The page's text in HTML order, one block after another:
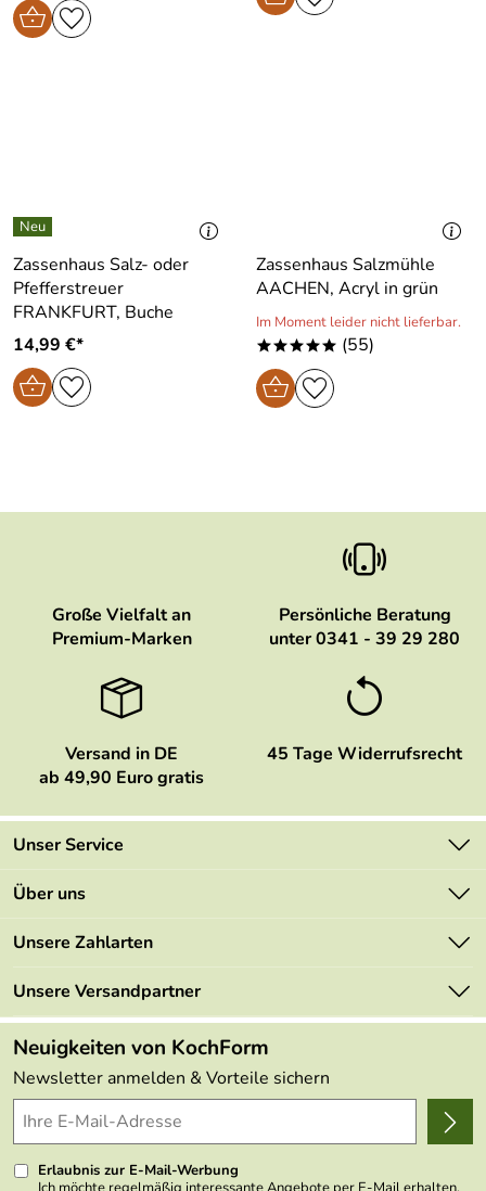
Zassenhaus Salz- oder
Pfefferstreuer
FRANKFURT, Buche
14,99 €*
Zassenhaus Salzmühle
AACHEN, Acryl in grün
Im Moment leider nicht lieferbar.
***** (55)
Große Vielfalt an
Premium-Marken
Persönliche Beratung
unter 0341 - 39 29 280
Versand in DE
ab 49,90 Euro gratis
45 Tage Widerrufsrecht
Unser Service
Kontakt
Mehrwertsteuerfrei
Retourenportal
FAQs
Lieferbedingungen
Delivery Terms
Kundenlogin
Über uns
Marken
Angebote
Made in Germany
Themen
Wir über uns
Presse
Unsere Zahlarten
Unsere Versandpartner
Neuigkeiten von KochForm
Newsletter anmelden & Vorteile sichern
Erlaubnis zur E-Mail-Werbung